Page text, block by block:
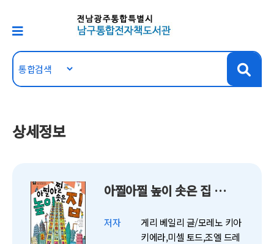
상세정보
아찔아찔 높이 솟은 집 - 꼬마 건축가 2
저자
게리 베일리 글/모레노 키아
키에라,미셀 토드,조엘 드레